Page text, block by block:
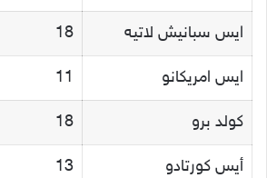
ايس سبانيش لاتيه 18
ايس امريكانو 11
كولد برو 18
أيس كورتادو 13